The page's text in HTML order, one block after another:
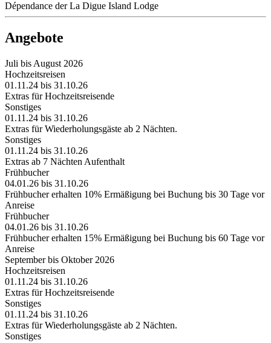
Dépendance der La Digue Island Lodge
Angebote
Juli bis August 2026
Hochzeitsreisen
01.11.24 bis 31.10.26
Extras für Hochzeitsreisende
Sonstiges
01.11.24 bis 31.10.26
Extras für Wiederholungsgäste ab 2 Nächten.
Sonstiges
01.11.24 bis 31.10.26
Extras ab 7 Nächten Aufenthalt
Frühbucher
04.01.26 bis 31.10.26
Frühbucher erhalten 10% Ermäßigung bei Buchung bis 30 Tage vor
Anreise
Frühbucher
04.01.26 bis 31.10.26
Frühbucher erhalten 15% Ermäßigung bei Buchung bis 60 Tage vor
Anreise
September bis Oktober 2026
Hochzeitsreisen
01.11.24 bis 31.10.26
Extras für Hochzeitsreisende
Sonstiges
01.11.24 bis 31.10.26
Extras für Wiederholungsgäste ab 2 Nächten.
Sonstiges